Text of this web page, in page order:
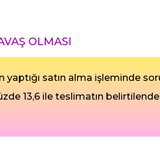
OLMASI
satın alma işleminde
13,6 ile teslimatın